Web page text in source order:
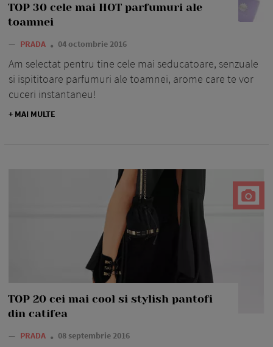
TOP 30 cele mai HOT parfumuri ale
toamnei
— PRADA 04 octombrie 2016
Am selectat pentru tine cele mai seducatoare, senzuale
si ispititoare parfumuri ale toamnei, arome care te vor
cuceri instantaneu!
+ MAI MULTE
TOP 20 cei mai cool si stylish pantofi
din catifea
— PRADA 08 septembrie 2016